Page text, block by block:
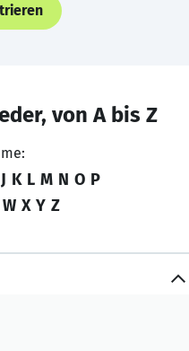
von A bis Z
J K L M N O P
W X Y Z